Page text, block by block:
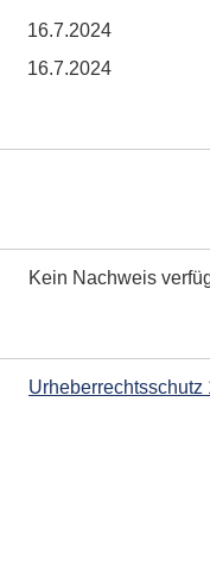
16.7.2024
16.7.2024
Kein Nachweis
Urheberrechtsschutz